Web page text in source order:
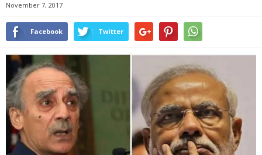
November 7, 2017
Facebook Twitter